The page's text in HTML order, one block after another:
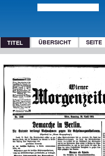
TITEL ÜBERSICHT SEITE